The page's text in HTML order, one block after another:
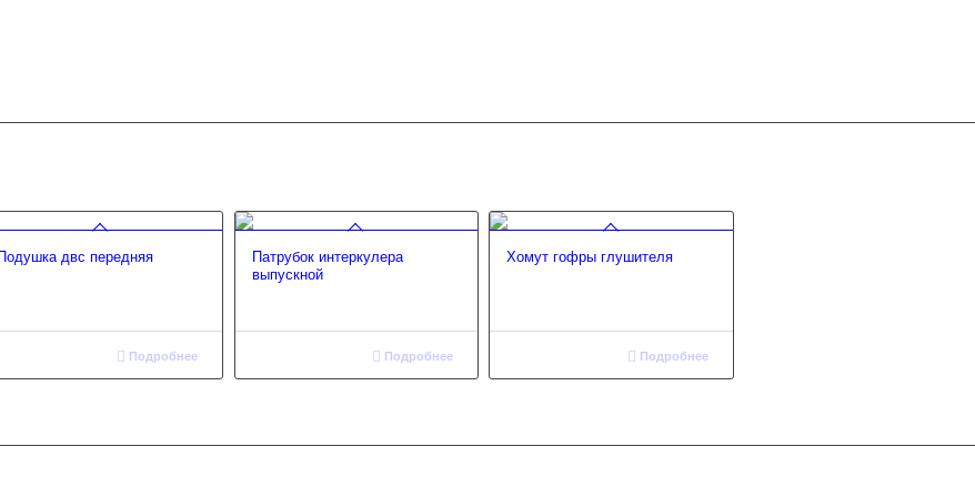
двс передняя
Подробнее
Патрубок интеркулера
выпускной
Подробнее
Хомут гофры глушителя
Подробнее